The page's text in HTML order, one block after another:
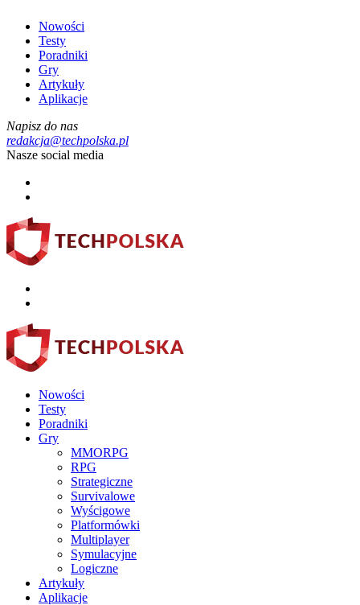
Nowości
Testy
Poradniki
Gry
Artykuły
Aplikacje
Napisz do nas
redakcja@techpolska.pl
Nasze social media
Nowości
Testy
Poradniki
Gry
MMORPG
RPG
Strategiczne
Survivalowe
Wyścigowe
Platformówki
Multiplayer
Symulacyjne
Logiczne
Artykuły
Aplikacje